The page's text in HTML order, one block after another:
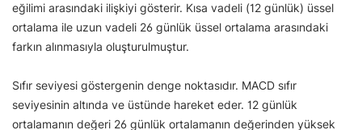
eğilimi arasındaki ilişkiyi gösterir. Kısa vadeli (12 günlük) üssel
ortalama ile uzun vadeli 26 günlük üssel ortalama arasındaki
farkın alınmasıyla oluşturulmuştur.
Sıfır seviyesi göstergenin denge noktasıdır. MACD sıfır
seviyesinin altında ve üstünde hareket eder. 12 günlük
ortalamanın değeri 26 günlük ortalamanın değerinden yüksek